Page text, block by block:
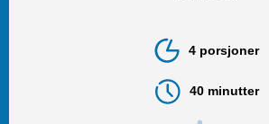
4 porsjoner
40 minutter